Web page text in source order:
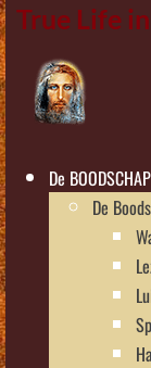
True Life
De
De